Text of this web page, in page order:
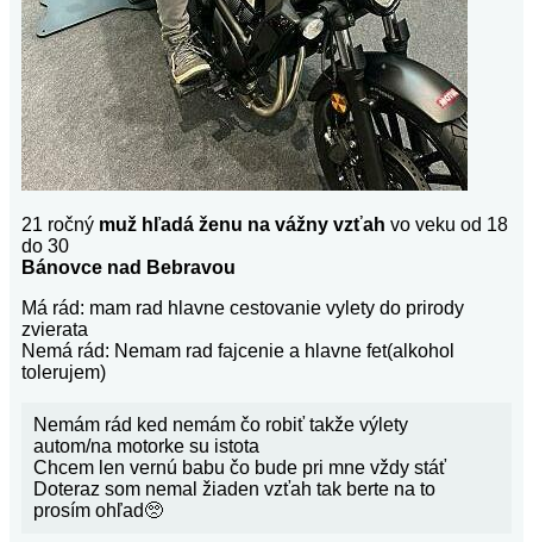
21 ročný muž hľadá ženu na vážny vzťah vo veku od 18
do 30
Bánovce nad Bebravou
Má rád: mam rad hlavne cestovanie vylety do prirody
zvierata
Nemá rád: Nemam rad fajcenie a hlavne fet(alkohol
tolerujem)
Nemám rád ked nemám čo robiť takže výlety
autom/na motorke su istota
Chcem len vernú babu čo bude pri mne vždy stáť
Doteraz som nemal žiaden vzťah tak berte na to
prosím ohľad🥺